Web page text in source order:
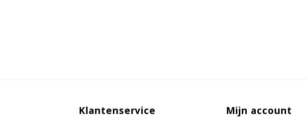
Klantenservice Mijn account